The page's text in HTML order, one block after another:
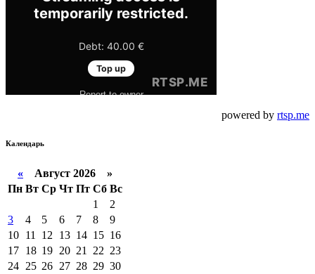
powered by rtsp.me
Календарь
« Август 2026 »
Пн Вт Ср Чт Пт Сб Вс
1
2
3
4 5 6 7 8
9
10 11 12 13 14 15 16
17 18 19 20 21 22 23
24 25 26 27 28 29 30